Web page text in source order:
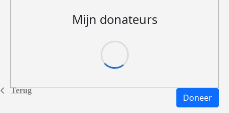
Terug
Mijn donateurs
Doneer